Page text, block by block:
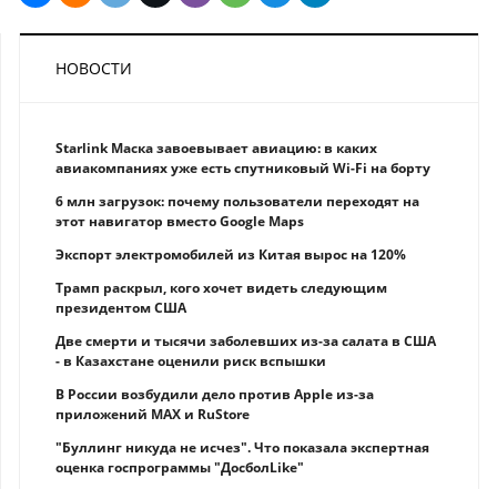
НОВОСТИ
Starlink Маска завоевывает авиацию: в каких
авиакомпаниях уже есть спутниковый Wi-Fi на борту
6 млн загрузок: почему пользователи переходят на
этот навигатор вместо Google Maps
Экспорт электромобилей из Китая вырос на 120%
Трамп раскрыл, кого хочет видеть следующим
президентом США
Две смерти и тысячи заболевших из-за салата в США
- в Казахстане оценили риск вспышки
В России возбудили дело против Apple из-за
приложений MAX и RuStore
"Буллинг никуда не исчез". Что показала экспертная
оценка госпрограммы "ДосболLike"